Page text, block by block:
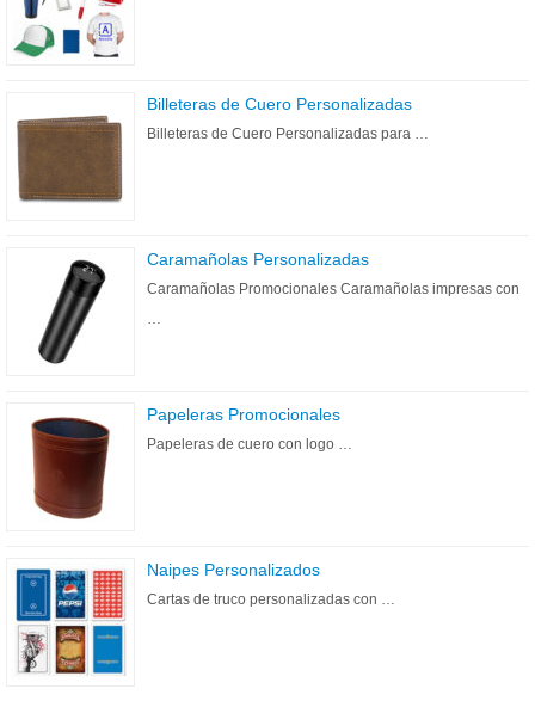
Billeteras de Cuero Personalizadas
Billeteras de Cuero Personalizadas para …
Caramañolas Personalizadas
Caramañolas Promocionales Caramañolas impresas con
…
Papeleras Promocionales
Papeleras de cuero con logo …
Naipes Personalizados
Cartas de truco personalizadas con …